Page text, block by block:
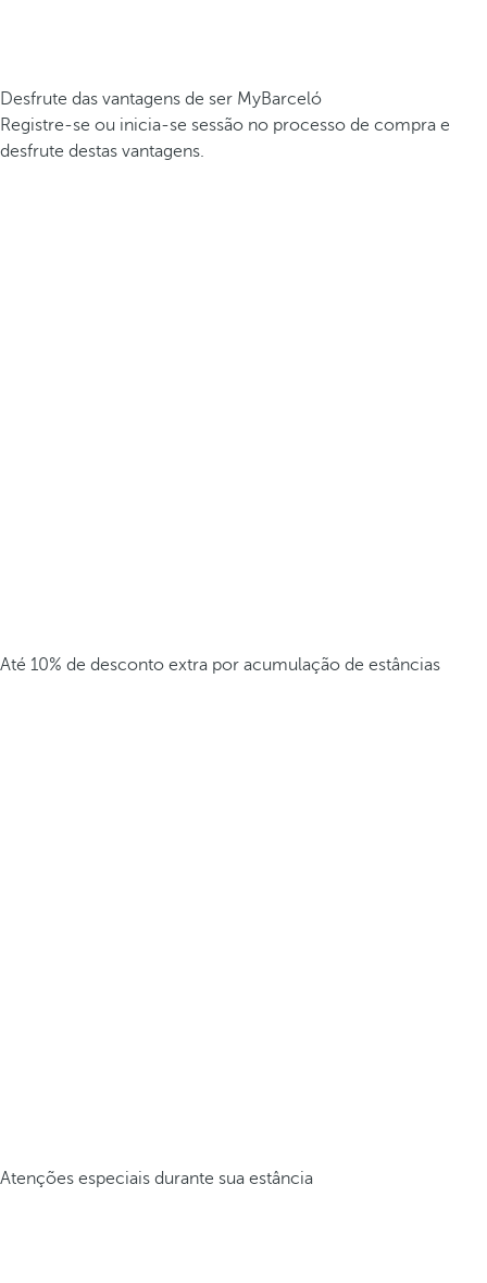
Desfrute das vantagens de ser MyBarceló
Registre-se ou inicia-se sessão no processo de compra e
desfrute destas vantagens.
Até 10% de desconto extra por acumulação de estâncias
Atenções especiais durante sua estância